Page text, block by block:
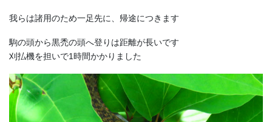
我らは諸用のため一足先に、帰途につきます
駒の頭から黒禿の頭へ登りは距離が長いです
刈払機を担いで1時間かかりました